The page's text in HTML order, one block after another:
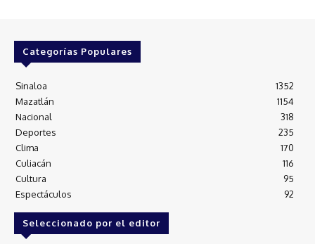
Categorías Populares
Sinaloa
1352
Mazatlán
1154
Nacional
318
Deportes
235
Clima
170
Culiacán
116
Cultura
95
Espectáculos
92
Seleccionado por el editor